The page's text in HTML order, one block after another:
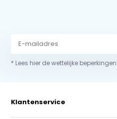
* Lees hier de wettelijke beperkingen
Klantenservice